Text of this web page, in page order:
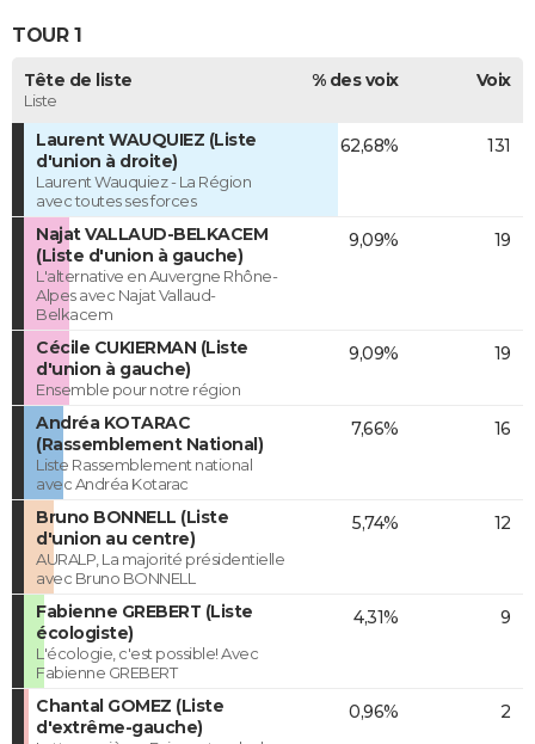
TOUR 1
Tête de liste
Liste
% des voix Voix
Laurent WAUQUIEZ (Liste
d'union à droite)
Laurent Wauquiez - La Région
avec toutes ses forces
62,68% 131
Najat VALLAUD-BELKACEM
(Liste d'union à gauche)
L'alternative en Auvergne Rhône-
Alpes avec Najat Vallaud-
Belkacem
9,09% 19
Cécile CUKIERMAN (Liste
d'union à gauche)
Ensemble pour notre région
9,09% 19
Andréa KOTARAC
(Rassemblement National)
Liste Rassemblement national
avec Andréa Kotarac
7,66% 16
Bruno BONNELL (Liste
d'union au centre)
AURALP, La majorité présidentielle
avec Bruno BONNELL
5,74% 12
Fabienne GREBERT (Liste
écologiste)
L'écologie, c'est possible! Avec
Fabienne GREBERT
4,31% 9
Chantal GOMEZ (Liste
d'extrême-gauche)
0,96% 2